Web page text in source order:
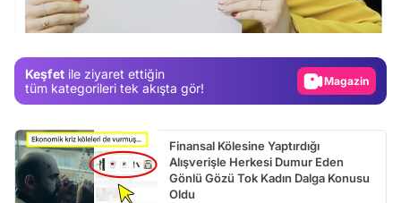
Keşfet ile ziyaret ettiğin
tüm kategorileri tek akışta gör!
Gündem
Video
Finansal Kölesine Yaptırdığı
Alışverişle Herkesi Dumur Eden
Gönlü Gözü Tok Kadın Dalga Konusu
Oldu